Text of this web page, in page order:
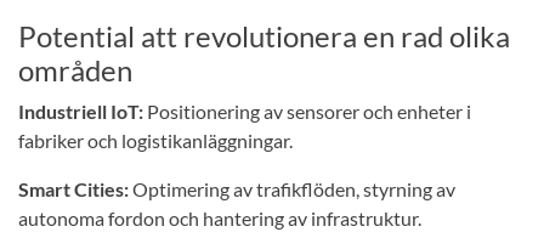
Potential att revolutionera en rad olika
områden
Industriell IoT: Positionering av sensorer och enheter i
fabriker och logistikanläggningar.
Smart Cities:Optimering av trafikflöden, styrning av
autonoma fordon och hantering av infrastruktur.